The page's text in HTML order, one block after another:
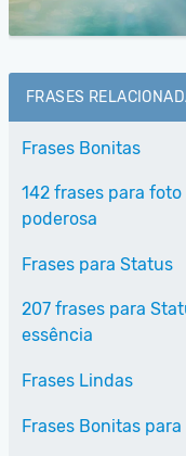
FRASES
Frases Bonitas
142 frases para
poderosa
Frases para Status
207 frases para
essência
Frases Lindas
Frases Bonitas para